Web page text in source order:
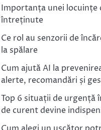
Importanța unei locuințe
întreținute
Ce rol au senzorii de
la spălare
Cum ajută AI la
alerte, recomandări și
Top 6 situații de urgență
de curent devine